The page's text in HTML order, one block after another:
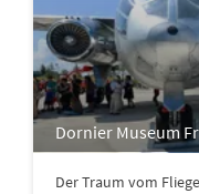
Dornier Museum
Der Traum vom